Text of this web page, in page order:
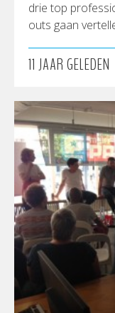
drie top
outs gaan
11 JAAR GELEDEN